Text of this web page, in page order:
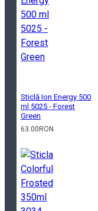
Sticlă Ion Energy 500
ml 5025 - Forest
Green
63.00RON